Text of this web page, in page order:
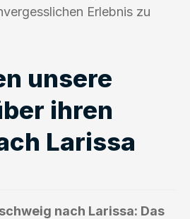
Erlebnis zu
unsere
ihren
Larissa
nach Larissa: Das